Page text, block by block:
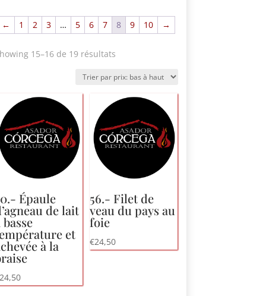
← 1 2 3 … 5 6 7 8 9 10 →
15–16 de 19 résultatsTrié
prix:
bas
haut
Épaule
de lait
basse
et
à la
56.- Filet de
veau du pays au
foie
€24,50